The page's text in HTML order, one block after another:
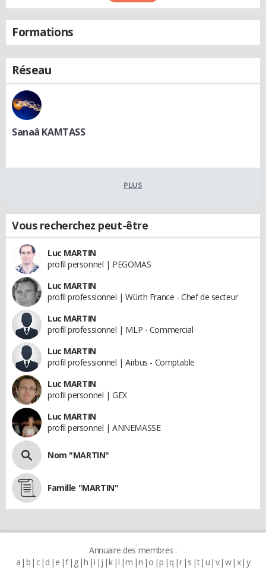
Formations
Réseau
Sanaâ KAMTASS
PLUS
Vous recherchez peut-être
Luc MARTIN
profil personnel | PEGOMAS
Luc MARTIN
profil professionnel | Würth France - Chef de secteur
Luc MARTIN
profil professionnel | MLP - Commercial
Luc MARTIN
profil professionnel | Airbus - Comptable
Luc MARTIN
profil personnel | GEX
Luc MARTIN
profil personnel | ANNEMASSE
Nom "MARTIN"
Famille "MARTIN"
Annuaire des membres :
a b c d e f g h i j k l m n o p q r s t u v w x y